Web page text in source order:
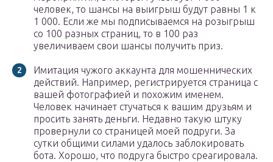
человек, то шансы на выигрыш будут равны 1 к
1 000. Если же мы подписываемся на розыгрыш
со 100 разных страниц, то в 100 раз
увеличиваем свои шансы получить приз.
Имитация чужого аккаунта для мошеннических
действий. Например, регистрируется страница с
вашей фотографией и похожим именем.
Человек начинает стучаться к вашим друзьям и
просить занять деньги. Недавно такую штуку
провернули со страницей моей подруги. За
сутки общими силами удалось заблокировать
бота. Хорошо, что подруга быстро среагировала.